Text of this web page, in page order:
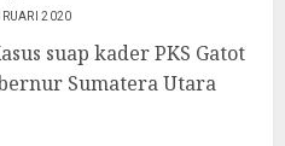
2020
suap kader PKS Gatot
Sumatera Utara